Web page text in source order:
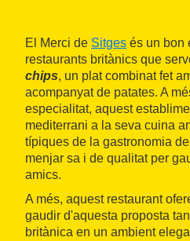
El Merci de Sitges és un bon
restaurants britànics que
chips, un plat combinat fet
acompanyat de patates. A
especialitat, aquest
mediterrani a la seva cuina
típiques de la gastronomia
menjar sa i de qualitat per
amics.
A més, aquest restaurant
gaudir d'aquesta proposta
britànica en un ambient